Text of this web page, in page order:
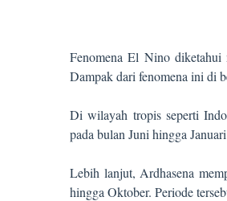
Fenomena El Nino diketahui
Dampak dari fenomena ini di
Di wilayah tropis seperti
pada bulan Juni hingga
Lebih lanjut, Ardhasena
hingga Oktober. Periode